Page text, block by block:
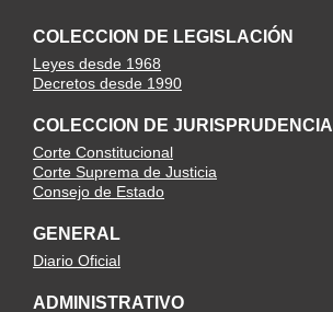
COLECCION DE LEGISLACIÓN
Leyes desde 1968
Decretos desde 1990
COLECCION DE JURISPRUDENCIA
Corte Constitucional
Corte Suprema de Justicia
Consejo de Estado
GENERAL
Diario Oficial
ADMINISTRATIVO